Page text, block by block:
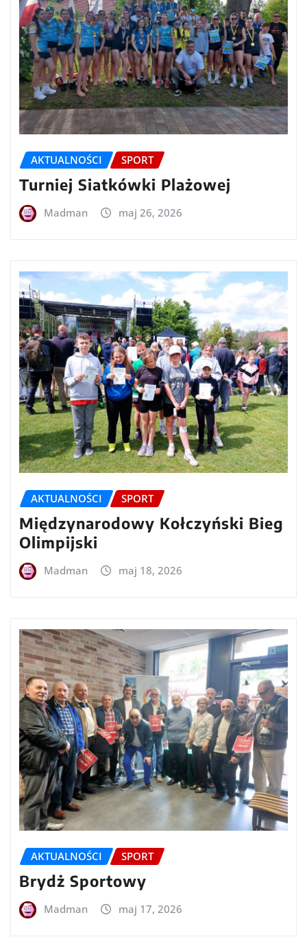
AKTUALNOŚCI SPORT
Turniej Siatkówki Plażowej
Madman maj 26, 2026
AKTUALNOŚCI SPORT
Międzynarodowy Kołczyński Bieg
Olimpijski
Madman maj 18, 2026
AKTUALNOŚCI SPORT
Brydż Sportowy
Madman maj 17, 2026